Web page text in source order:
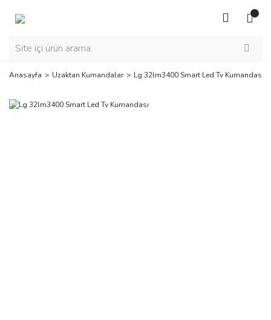
Anasayfa Uzaktan Kumandalar Lg 32lm3400 Smart Led Tv Kumandası